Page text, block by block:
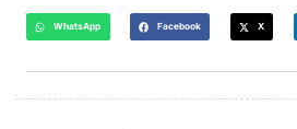
WhatsApp Facebook X